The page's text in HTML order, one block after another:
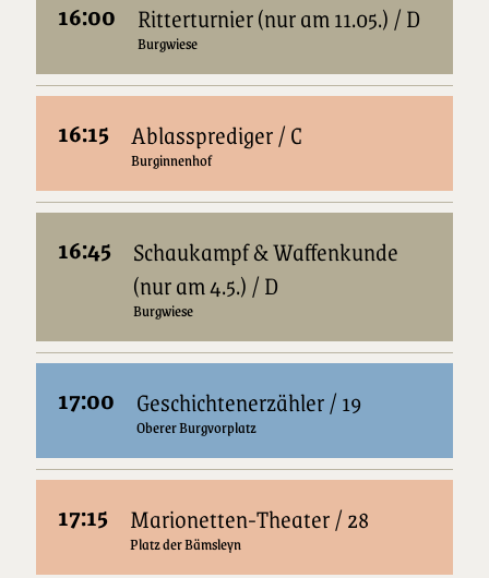
16:00 Ritterturnier (nur am 11.05.) / D
Burgwiese
16:15 Ablassprediger / C
Burginnenhof
16:45 Schaukampf & Waffenkunde
(nur am 4.5.) / D
Burgwiese
17:00 Geschichtenerzähler / 19
Oberer Burgvorplatz
17:15 Marionetten-Theater / 28
Platz der Bämsleyn